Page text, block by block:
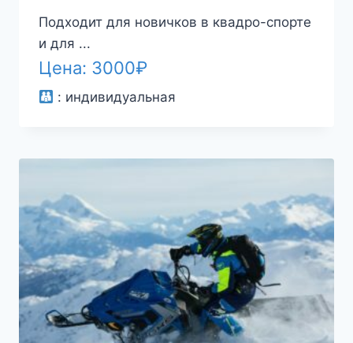
Подходит для новичков в квадро-спорте
и для ...
Цена: 3000₽
: индивидуальная